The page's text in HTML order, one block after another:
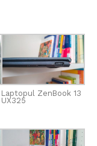
Laptopul ZenBook 13
UX325